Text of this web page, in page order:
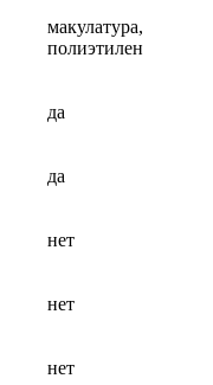
макулатура,
полиэтилен
да
да
нет
нет
нет